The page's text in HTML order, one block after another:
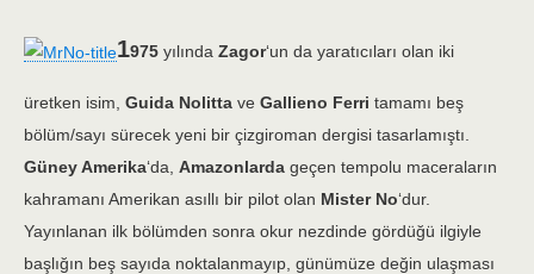
1975 yılında Zagor‘un da yaratıcıları olan iki
üretken isim, Guida Nolitta ve Gallieno Ferri tamamı beş
bölüm/sayı sürecek yeni bir çizgiroman dergisi tasarlamıştı.
Güney Amerika‘da, Amazonlarda geçen tempolu maceraların
kahramanı Amerikan asıllı bir pilot olan Mister No‘dur.
Yayınlanan ilk bölümden sonra okur nezdinde gördüğü ilgiyle
başlığın beş sayıda noktalanmayıp, günümüze değin ulaşması